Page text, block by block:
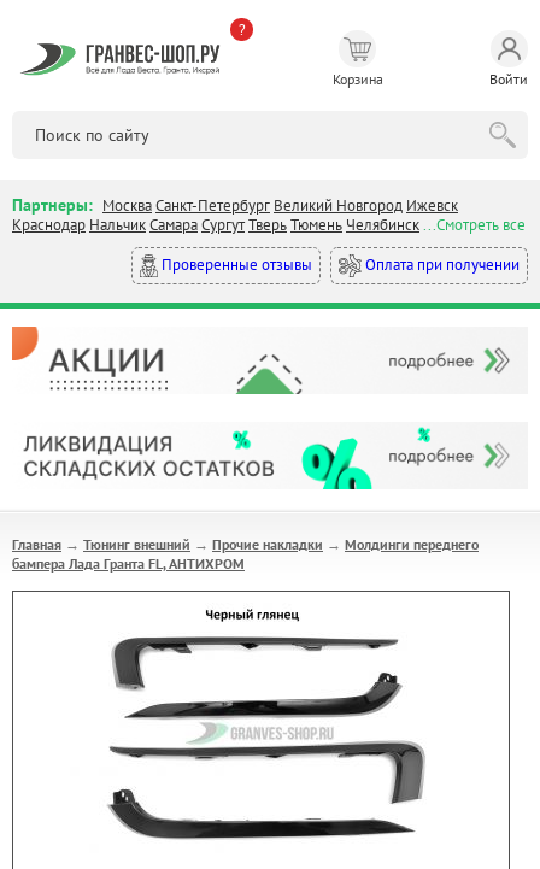
?
Корзина Войти
Партнеры: МоскваСанкт-Петербург Великий Новгород Ижевск
Краснодар НальчикСамараСургутТверьТюмень Челябинск...Смотреть все
Проверенные отзывы
Оплата при получении
Главная → Тюнинг внешний → Прочие накладки → Молдинги переднего
бампера Лада Гранта FL, АНТИХРОМ